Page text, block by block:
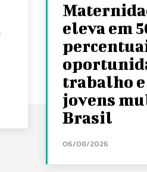
eleva em
trabalho
jovens
Brasil
06/08/2026